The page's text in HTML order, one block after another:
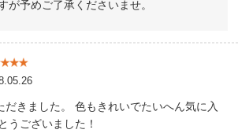
が予めご了承くださいませ。
だきました。 色もきれいでたいへん気に入
うございました！